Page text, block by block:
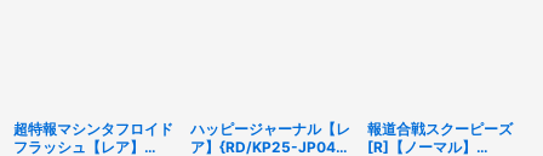
超特報マシンタフロイド
フラッシュ【レア】
ハッピージャーナル【レ
ア】{RD/KP25-JP048}
報道合戦スクーピーズ
[R]【ノーマル】